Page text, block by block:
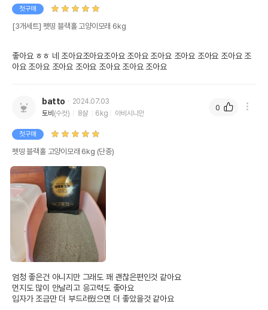
첫구매
[3개세트] 펫띵 블랙홀 고양이모래 6kg
좋아요 ㅎㅎ 네 조아요조아요조아요 조아요 조아요 조아요 조아요 조아요 조
batto
2024.07.03
토비 (수컷) 8살 6kg 아비시니안
첫구매
펫띵 블랙홀 고양이모래 6kg (단종)
엄청 좋은건 아니지만 그래도 꽤 괜찮은편인것 같아요
먼지도 많이 안날리고 응고력도 좋아요
입자가 조금만 더 부드러웠으면 더 좋았을것 같아요
0